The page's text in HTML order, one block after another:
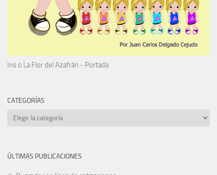
Iris o La Flor del Azafrán - Portada
CATEGORÍAS
Categorías
ÚLTIMAS PUBLICACIONES